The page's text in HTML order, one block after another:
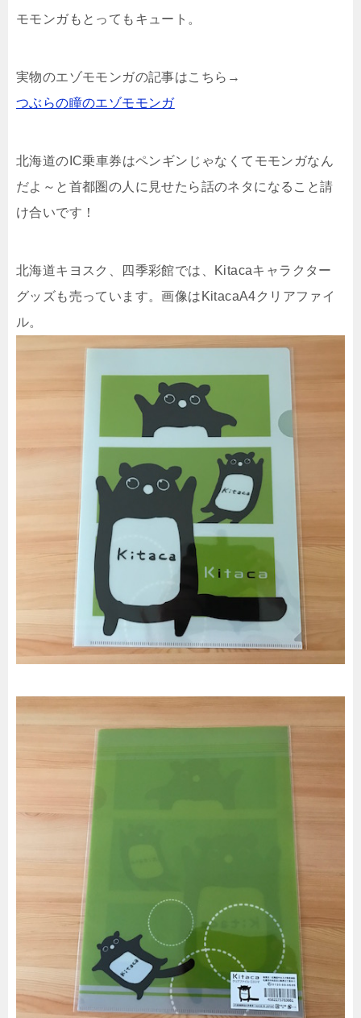
モモンガもとってもキュート。
実物のエゾモモンガの記事はこちら→
つぶらの瞳のエゾモモンガ
北海道のIC乗車券はペンギンじゃなくてモモンガなん
だよ～と首都圏の人に見せたら話のネタになること請
け合いです！
北海道キヨスク、四季彩館では、Kitacaキャラクター
グッズも売っています。画像はKitacaA4クリアファイ
ル。